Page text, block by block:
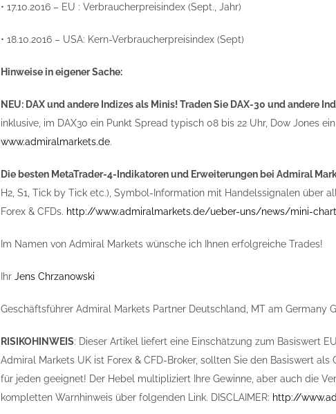
• 17.10.2016 – EU : Verbraucherpreisindex (Sept., Jahr)
• 18.10.2016 – USA: Kern-Verbraucherpreisindex (Sept)
Hinweise in eigener Sache:
NEU: DAX und andere Indizes als Minis! Traden Sie DAX-30 und andere
inklusive, im DAX30 ein Punkt Spread typisch 08 bis 22 Uhr, Dow Jones
www.admiralmarkets.de.
Die besten MetaTrader-4-Indikatoren und Erweiterungen bei Admiral
H2, S1, Tick by Tick etc.), Symbol-Information mit Handelssignalen über
Forex & CFDs. http://www.admiralmarkets.de/ueber-uns/news/mini-
Im Namen von Admiral Markets wünsche ich Ihnen erfolgreiche Trades!
Ihr Jens Chrzanowski
Geschäftsführer Admiral Markets Partner Deutschland, MT am Germany
RISIKOHINWEIS: Dieser Artikel liefert eine Einschätzung zum Basiswert
Admiral Markets UK ist Forex & CFD-Broker, sollten Sie den Basiswert
für jeden geeignet! Der Hebel multipliziert Ihre Gewinne, aber auch die
kompletten Warnhinweis über folgenden Link. DISCLAIMER: http://